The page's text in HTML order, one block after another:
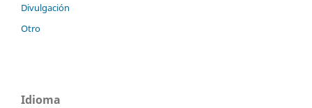
Divulgación
Otro
Idioma